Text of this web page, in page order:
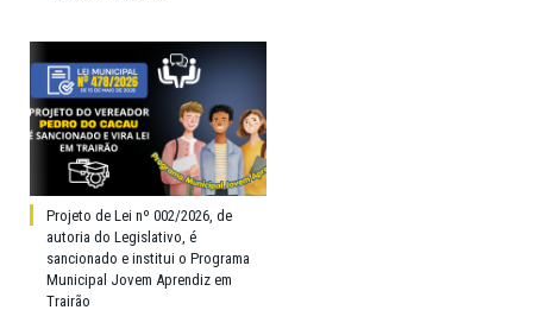
Projeto de Lei nº 002/2026, de
autoria do Legislativo, é
sancionado e institui o Programa
Municipal Jovem Aprendiz em
Trairão